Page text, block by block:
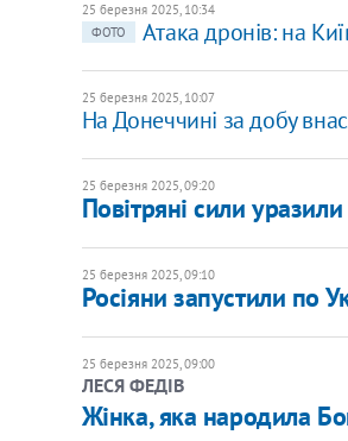
25 березня 2025, 10:34
ФОТО
Атака дронів: на
25 березня 2025, 10:07
На Донеччині за добу
25 березня 2025, 09:20
Повітряні сили
25 березня 2025, 09:10
Росіяни запустили по
25 березня 2025, 09:00
ЛЕСЯ ФЕДІВ
Жінка, яка народила